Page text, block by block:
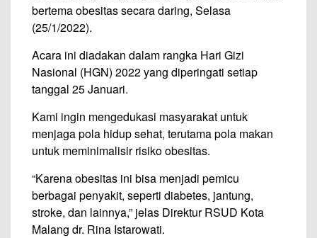
bertema obesitas secara daring, Selasa
(25/1/2022).
Acara ini diadakan dalam rangka Hari Gizi
Nasional (HGN) 2022 yang diperingati setiap
tanggal 25 Januari.
Kami ingin mengedukasi masyarakat untuk
menjaga pola hidup sehat, terutama pola makan
untuk meminimalisir risiko obesitas.
“Karena obesitas ini bisa menjadi pemicu
berbagai penyakit, seperti diabetes, jantung,
stroke, dan lainnya,” jelas Direktur RSUD Kota
Malang dr. Rina Istarowati.